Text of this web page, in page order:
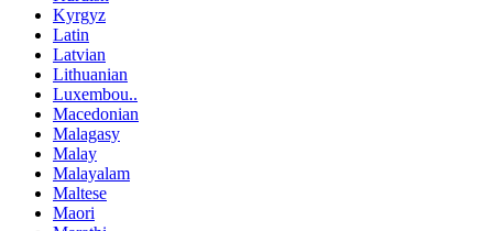
Kyrgyz
Latin
Latvian
Lithuanian
Luxembou..
Macedonian
Malagasy
Malay
Malayalam
Maltese
Maori